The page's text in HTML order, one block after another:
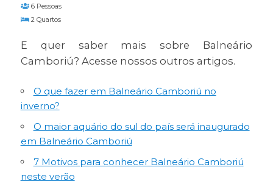
6 Pessoas
2 Quartos
E quer saber mais sobre Balneário
Camboriú? Acesse nossos outros artigos.
O que fazer em Balneário Camboriú no
inverno?
O maior aquário do sul do país será inaugurado
em Balneário Camboriú
7 Motivos para conhecer Balneário Camboriú
neste verão